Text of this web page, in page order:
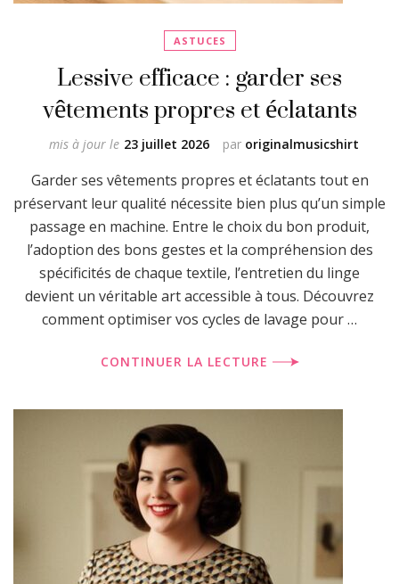
ASTUCES
Lessive efficace : garder ses
vêtements propres et éclatants
par originalmusicshirt
mis à jour le 23 juillet 2026
Garder ses vêtements propres et éclatants tout en
préservant leur qualité nécessite bien plus qu’un simple
passage en machine. Entre le choix du bon produit,
l’adoption des bons gestes et la compréhension des
spécificités de chaque textile, l’entretien du linge
devient un véritable art accessible à tous. Découvrez
comment optimiser vos cycles de lavage pour …
CONTINUER LA LECTURE